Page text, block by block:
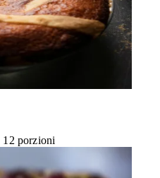
12 porzioni